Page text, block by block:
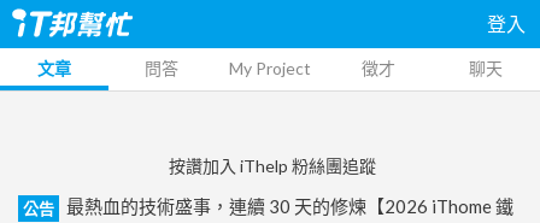
登入
文章 問答 My Project 徵才 聊天
按讚加入 iThelp 粉絲團追蹤
公告
最熱血的技術盛事，連續 30 天的修煉【2026 iThome 鐵